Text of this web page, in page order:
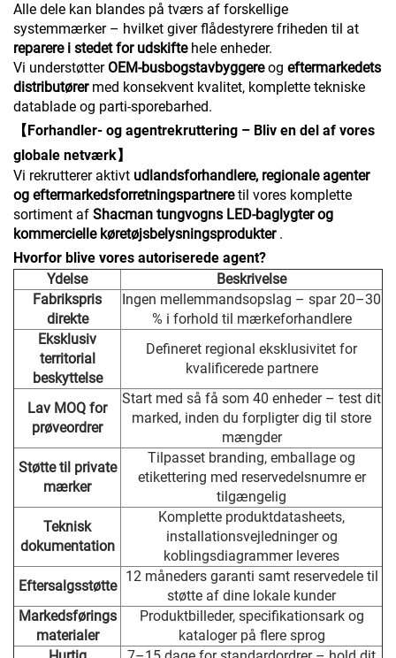
Alle dele kan blandes på tværs af forskellige
systemmærker – hvilket giver flådestyrere friheden til at
reparere i stedet for udskifte hele enheder.
Vi understøtter OEM-busbogstavbyggereog eftermarkedets
distributører med konsekvent kvalitet, komplette tekniske
datablade og parti-sporebarhed.
【Forhandler- og agentrekruttering – Bliv en del af vores
globale netværk】
Vi rekrutterer aktivt udlandsforhandlere, regionale agenter
og eftermarkedsforretningspartneretil vores komplette
sortiment af Shacman tungvogns LED-baglygter og
kommercielle køretøjsbelysningsprodukter .
Hvorfor blive vores autoriserede agent?
Ydelse
Beskrivelse
Fabrikspris
direkte
Ingen mellemmandsopslag – spar 20–30
% i forhold til mærkeforhandlere
Eksklusiv
territorial
beskyttelse
Defineret regional eksklusivitet for
kvalificerede partnere
Lav MOQ for
prøveordrer
Start med så få som 40 enheder – test dit
marked, inden du forpligter dig til store
mængder
Støtte til private
mærker
Tilpasset branding, emballage og
etikettering med reservedelsnumre er
tilgængelig
Teknisk
dokumentation
Komplette produktdatasheets,
installationsvejledninger og
koblingsdiagrammer leveres
Eftersalgsstøtte
12 måneders garanti samt reservedele til
støtte af dine lokale kunder
Markedsførings
materialer
Produktbilleder, specifikationsark og
kataloger på flere sprog